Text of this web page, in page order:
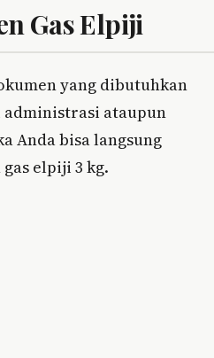
Gas Elpiji
yang dibutuhkan
ataupun
Anda bisa langsung
elpiji 3 kg.